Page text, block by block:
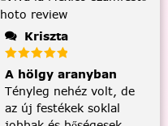
Kriszta
A hölgy aranyban
Tényleg nehéz volt, de
az új festékek soklal